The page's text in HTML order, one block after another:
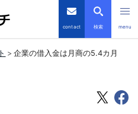
contact 検索 menu
企業の借入金は月商の5.4カ月